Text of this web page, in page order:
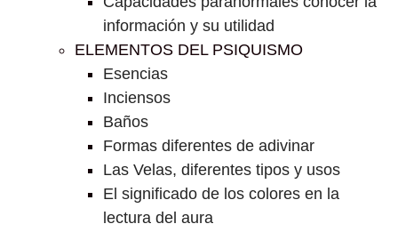
información y su utilidad
ELEMENTOS DEL PSIQUISMO
Esencias
Inciensos
Baños
Formas diferentes de adivinar
Las Velas, diferentes tipos y usos
El significado de los colores en la
lectura del aura